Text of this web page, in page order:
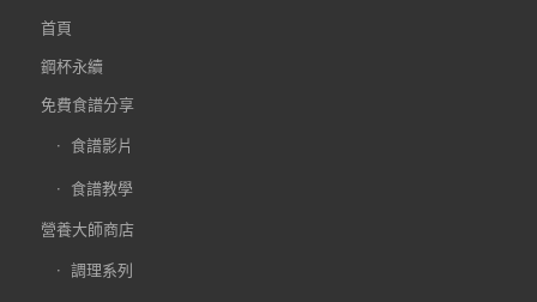
首頁
鋼杯永續
免費食譜分享
食譜影片
食譜教學
營養大師商店
調理系列